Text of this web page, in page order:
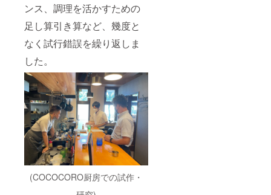
ンス、調理を活かすための
足し算引き算など、幾度と
なく試行錯誤を繰り返しま
した。
(COCOCORO厨房での試作・